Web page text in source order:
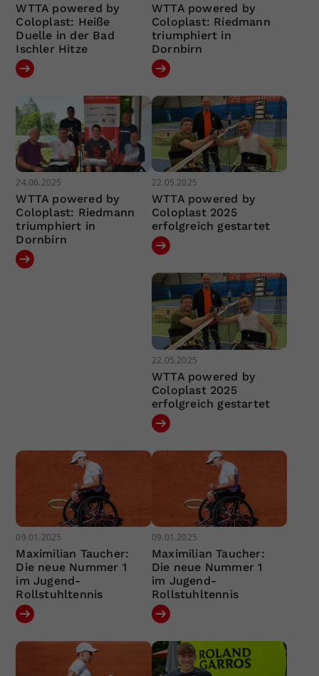
WTTA powered by
Coloplast: Heiße
Duelle in der Bad
Ischler Hitze
WTTA powered by
Coloplast: Riedmann
triumphiert in
Dornbirn
24.06.2025
WTTA powered by
Coloplast: Riedmann
triumphiert in
Dornbirn
22.05.2025
WTTA powered by
Coloplast 2025
erfolgreich gestartet
22.05.2025
WTTA powered by
Coloplast 2025
erfolgreich gestartet
09.01.2025
Maximilian Taucher:
Die neue Nummer 1
im Jugend-
Rollstuhltennis
09.01.2025
Maximilian Taucher:
Die neue Nummer 1
im Jugend-
Rollstuhltennis